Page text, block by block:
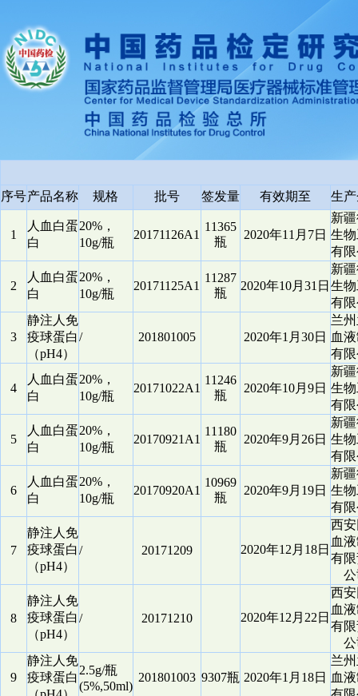
序号产品名称 规格 批号 签发量 有效期至 生
1
人血白蛋
白
20%，
10g/瓶
20171126A1
11365
瓶
2020年11月7日
新
生
有
2
人血白蛋
白
20%，
10g/瓶
20171125A1
11287
瓶
2020年10月31日
新
生
有
3
静注人免
疫球蛋白
（pH4）
/ 201801005 2020年1月30日
兰
血
有
4
人血白蛋
白
20%，
10g/瓶
20171022A1
11246
瓶
2020年10月9日
新
生
有
5
人血白蛋
白
20%，
10g/瓶
20170921A1
11180
瓶
2020年9月26日
新
生
有
6
人血白蛋
白
20%，
10g/瓶
20170920A1
10969
瓶
2020年9月19日
新
生
有
7
静注人免
疫球蛋白
（pH4）
/ 20171209 2020年12月18日
西
血
有
8
静注人免
疫球蛋白
（pH4）
/ 20171210 2020年12月22日
西
血
有
9
静注人免
疫球蛋白
2.5g/瓶
(5%,50ml)
201801003 9307瓶 2020年1月18日
兰
血